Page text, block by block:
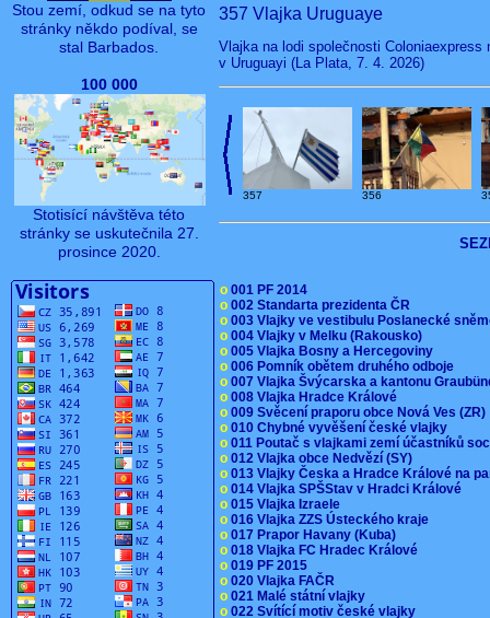
Stou zemí, odkud se na tyto
stránky někdo podíval, se
stal Barbados.
100 000
Stotisící návštěva této
stránky se uskutečnila 27.
prosince 2020.
357 Vlajka Uruguaye
Vlajka na lodi společnosti
v Uruguayi (La Plata, 7. 4. 2026)
357 356
o 001 PF 2014
o 002 Standarta prezidenta ČR
o 003 Vlajky ve vestibulu Poslanecké
o 004 Vlajky v Melku (Rakousko)
o 005 Vlajka Bosny a Hercegoviny
o 006 Pomník obětem druhého odboje
o 007 Vlajka Švýcarska a kantonu
o 008 Vlajka Hradce Králové
o 009 Svěcení praporu obce Nová Ves
o 010 Chybné vyvěšení české vlajky
o 011 Poutač s vlajkami zemí účastníků
o 012 Vlajka obce Nedvězí (SY)
o 013 Vlajky Česka a Hradce Králové na
o 014 Vlajka SPŠStav v Hradci Králové
o 015 Vlajka Izraele
o 016 Vlajka ZZS Ústeckého kraje
o 017 Prapor Havany (Kuba)
o 018 Vlajka FC Hradec Králové
o 019 PF 2015
o 020 Vlajka FAČR
o 021 Malé státní vlajky
o 022 Svítící motiv české vlajky